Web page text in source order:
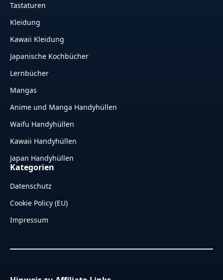
Tastaturen
Kleidung
Kawaii Kleidung
Japanische Kochbücher
Lernbücher
Mangas
Anime und Manga Handyhüllen
Waifu Handyhüllen
Kawaii Handyhüllen
Japan Handyhüllen
Kategorien
Datenschutz
Cookie Policy (EU)
Impressum